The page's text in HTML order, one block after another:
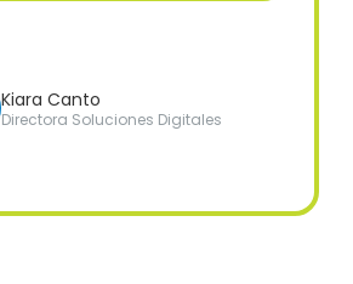
Kiara Canto
Directora Soluciones Digitales